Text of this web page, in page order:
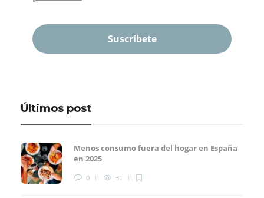
Últimos post
Menos consumo fuera del hogar en España
en 2025
0 31